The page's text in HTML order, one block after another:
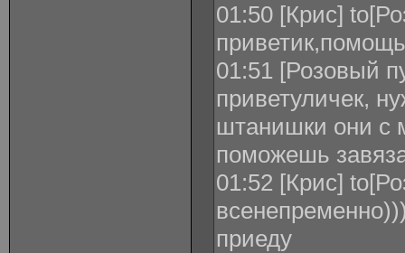
01:50 [Крис]
01:51 [Розовый
приветуличек,
штанишки они с
поможешь
01:52 [Крис]
приеду